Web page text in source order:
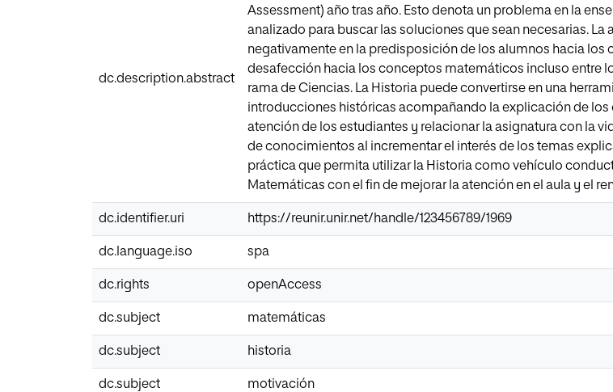
dc.description.abstract
Assessment) año tras año. Esto denota un problema en la
analizado para buscar las soluciones que sean necesarias.
negativamente en la predisposición de los alumnos hacia
desafección hacia los conceptos matemáticos incluso entre
rama de Ciencias. La Historia puede convertirse en una
introducciones históricas acompañando la explicación de
atención de los estudiantes y relacionar la asignatura con la
de conocimientos al incrementar el interés de los temas
práctica que permita utilizar la Historia como vehículo
Matemáticas con el fin de mejorar la atención en el aula y el
dc.identifier.uri https://reunir.unir.net/handle/123456789/1969
dc.language.iso spa
dc.rights openAccess
dc.subject matemáticas
dc.subject historia
dc.subject motivación